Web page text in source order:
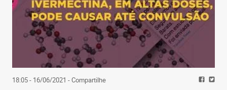
18:05 - 16/06/2021 - Compartilhe